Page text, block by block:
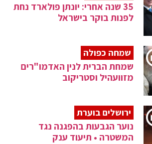
35 שנה אחרי: יונתן פולארד נחת
לפנות בוקר בישראל
שמחה כפולה
שמחת הברית לנין האדמו"רים
מזוועהיל וסטריקוב
ירושלים בוערת
נוער הגבעות בהפגנה נגד
המשטרה • תיעוד ענק